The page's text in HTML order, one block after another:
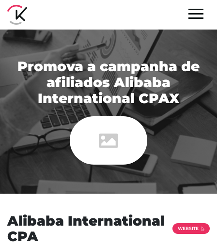
Promova a campanha de
afiliados Alibaba
International CPAX
Alibaba International
CPA
WEBSITE